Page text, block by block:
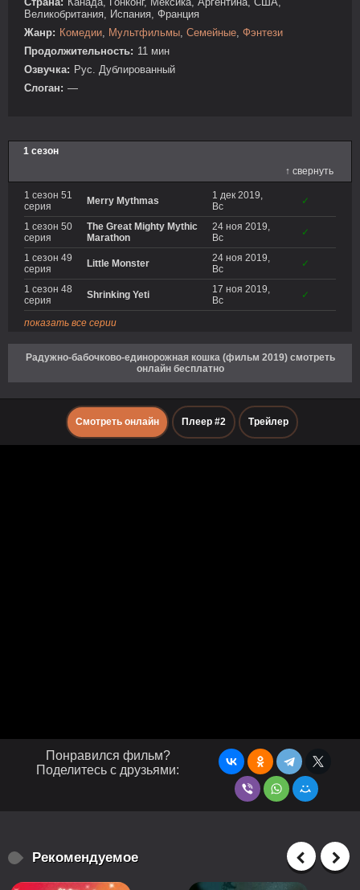
Великобритания, Испания, Франция
Жанр: Комедии Мультфильмы Семейные Фэнтези
Продолжительность: 11 мин
Озвучка: Рус. Дублированный
Слоган: —
1 сезон
↑ свернуть
1 сезон 51
серия
Merry Mythmas
1 дек 2019,
Вс
✓
1 сезон 50
серия
The Great Mighty Mythic
Marathon
24 ноя 2019,
Вс
✓
1 сезон 49
серия
Little Monster
24 ноя 2019,
Вс
✓
1 сезон 48
серия
Shrinking Yeti
17 ноя 2019,
Вс
✓
показать все серии
Радужно-бабочково-единорожная кошка (фильм 2019) смотреть
онлайн бесплатно
Смотреть онлайн Плеер #2 Трейлер
Понравился фильм?
Поделитесь с друзьями:
Рекомендуемое